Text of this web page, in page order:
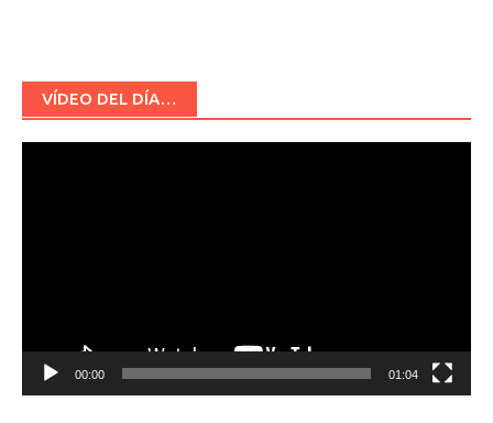
VÍDEO DEL DÍA…
00:00 01:04